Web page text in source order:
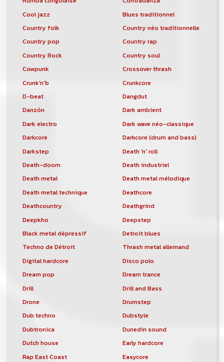
Cool jazz
Blues traditionnel
Country folk
Country néo traditionnelle
Country pop
Country rap
Country Rock
Country soul
Cowpunk
Crossover thrash
Crunk'n'b
Crunkcore
D-beat
Dangdut
Danzón
Dark ambient
Dark electro
Dark wave néo-classique
Darkcore
Darkcore (drum and bass)
Darkstep
Death 'n' roll
Death-doom
Death industriel
Death metal
Death metal mélodique
Death metal technique
Deathcore
Deathcountry
Deathgrind
Deepkho
Deepstep
Black metal dépressif
Detroit blues
Techno de Détroit
Thrash metal allemand
Digital hardcore
Disco polo
Dream pop
Dream trance
Drill
Drill and Bass
Drone
Drumstep
Dub techno
Dubstyle
Dubtronica
Dunedin sound
Dutch house
Early hardcore
Rap East Coast
Easycore